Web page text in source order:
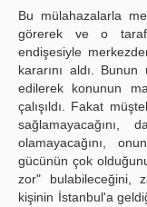
Bu mülahazalarla
görerek ve o
endişesiyle
kararını aldı.
edilerek konunun
çalışıldı. Fakat
sağlamayacağını,
olamayacağını,
gücünün çok
zor" bulabileceğini,
kişinin İstanbul'a